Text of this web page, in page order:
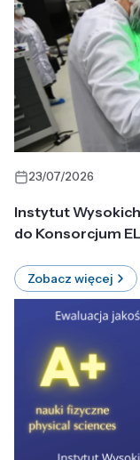
23/07/2026
Instytut Wysokich
do Konsorcjum
Zobacz więcej